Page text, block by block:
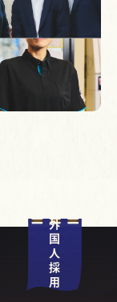
外国人採用